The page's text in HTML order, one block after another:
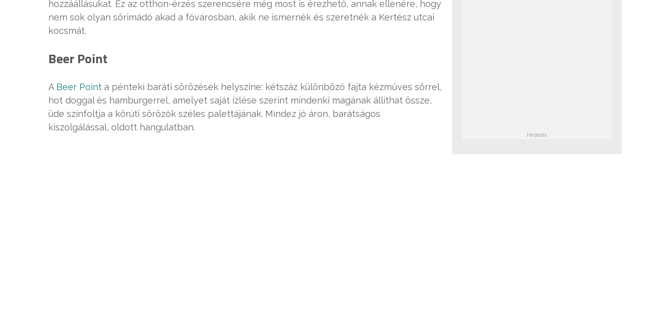
hozzáállásukat. Ez az otthon-érzés szerencsére még most is érezhető, annak ellenére, hogy
nem sok olyan sörimádó akad a fővárosban, akik ne ismernék és szeretnék a Kertész utcai
kocsmát.
Beer Point
A Beer Point a pénteki baráti sörözések helyszíne: kétszáz különböző fajta kézműves sörrel,
hot doggal és hamburgerrel, amelyet saját ízlése szerint mindenki magának állíthat össze,
üde színfoltja a körúti sörözők széles palettájának. Mindez jó áron, barátságos
kiszolgálással, oldott hangulatban.